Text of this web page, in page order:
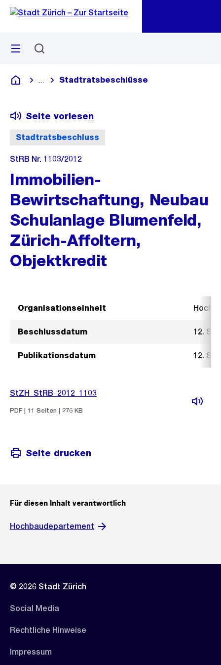
Navigation
Sprunglink
Menü
Deutsch
Blende alle Breadcrumbs ein
Stadtratsbeschlüsse
Stadtratsbeschluss
Seite vorlesen
StRB Nr. 1103/2012
Immobilien-
Bewirtschaftung, Neubau
Schulanlage Blumenfeld,
Zürich-Affoltern,
Objektkredit
Organisationseinheit
Beschlussdatum 12.
Publikationsdatum 12.
StZH_StRB_2012_1103
PDF | 11 Seiten | 276 KB
Seite drucken
Für diesen Inhalt verantwortlich
Hochbaudepartement
© 2026 Stadt Zürich
Social Media
Rechtliche Hinweise
Impressum